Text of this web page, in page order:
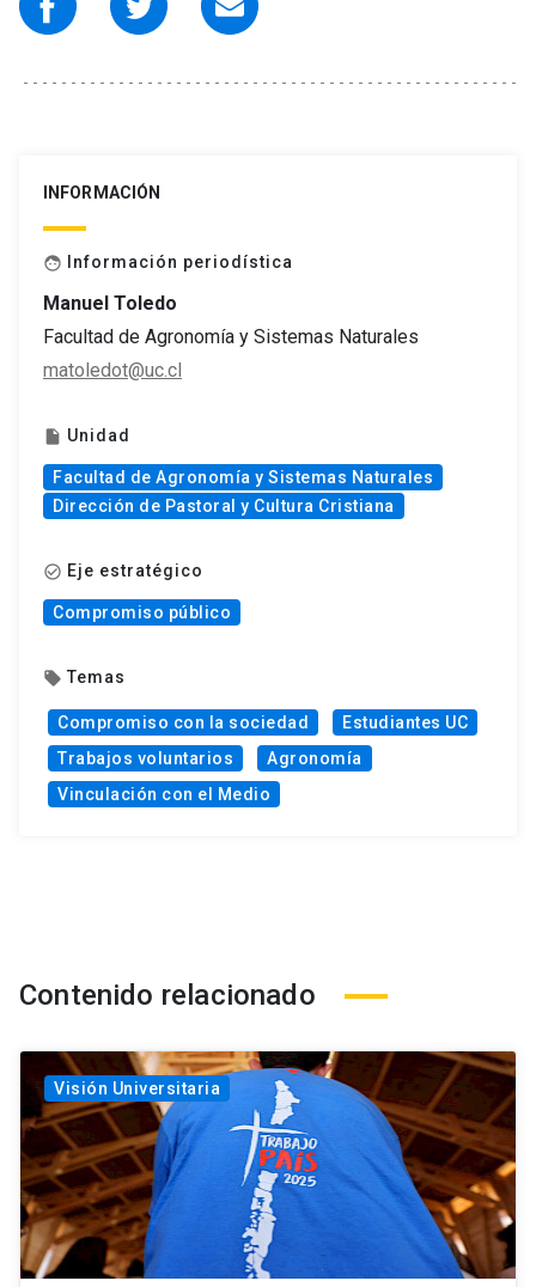
INFORMACIÓN
face Información periodística
Manuel Toledo
Facultad de Agronomía y Sistemas Naturales
matoledot@uc.cl
insert_drive_file Unidad
Facultad de Agronomía y Sistemas Naturales
Dirección de Pastoral y Cultura Cristiana
check_circle_outline Eje estratégico
Compromiso público
local_offer Temas
Compromiso con la sociedad
Estudiantes UC
Trabajos voluntarios
Agronomía
Vinculación con el Medio
Contenido relacionado
Visión Universitaria